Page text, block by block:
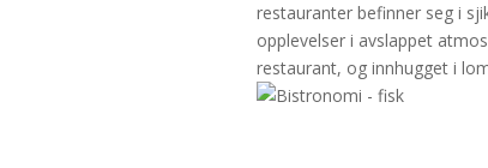
restauranter befinner seg i
opplevelser i avslappet
restaurant, og innhugget i